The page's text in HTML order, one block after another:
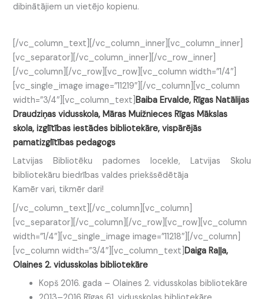
dibinātājiem un vietējo kopienu.
[/vc_column_text][/vc_column_inner][vc_column_inner]
[vc_separator][/vc_column_inner][/vc_row_inner]
[/vc_column][/vc_row][vc_row][vc_column width=”1/4″]
[vc_single_image image=”11219″][/vc_column][vc_column
width=”3/4″][vc_column_text]Baiba Ervalde, Rīgas Natālijas
Draudziņas vidusskola, Māras Muižnieces Rīgas Mākslas
skola, izglītības iestādes bibliotekāre, vispārējās
pamatizglītības pedagogs
Latvijas Bibliotēku padomes locekle, Latvijas Skolu
bibliotekāru biedrības valdes priekšsēdētāja
Kamēr vari, tikmēr dari!
[/vc_column_text][/vc_column][vc_column]
[vc_separator][/vc_column][/vc_row][vc_row][vc_column
width=”1/4″][vc_single_image image=”11218″][/vc_column]
[vc_column width=”3/4″][vc_column_text] Daiga Raļļa,
Olaines 2. vidusskolas bibliotekāre
Kopš 2016. gada – Olaines 2. vidusskolas bibliotekāre